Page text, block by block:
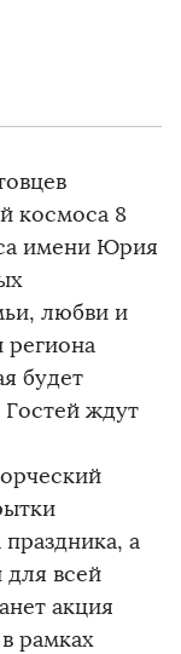
космоса 8
имени Юрия
любви и
региона
будет
ждут
а
для всей
акция
рамках